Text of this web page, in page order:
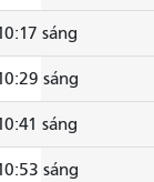
sáng
sáng
sáng
sáng